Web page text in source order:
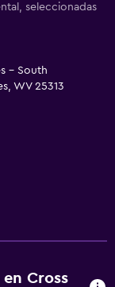
seleccionadas
- South
WV 25313
Cross